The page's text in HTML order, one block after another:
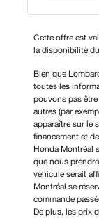
Cette offre est
la disponibilité
Bien que
toutes les
pouvons pas
autres (par
apparaître sur le
financement et
Honda Montréal
que nous
véhicule serait
Montréal se
commande
De plus, les prix